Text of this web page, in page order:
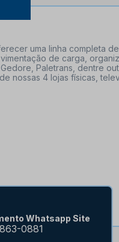
uma linha completa
de carga,
Paletrans, dentre
nossas 4 lojas físicas,
Whatsapp Site
0881